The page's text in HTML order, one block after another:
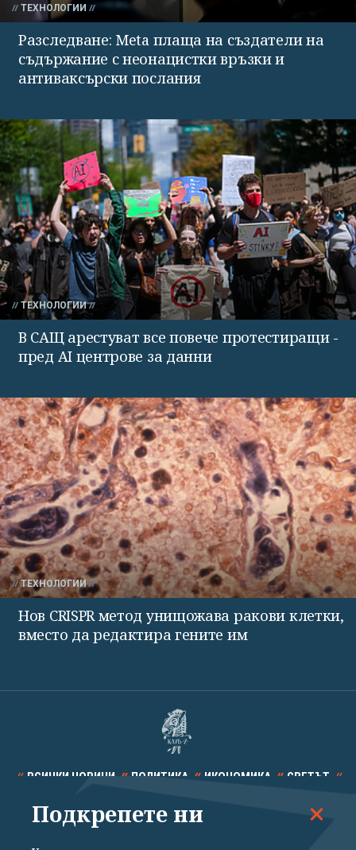
ТЕХНОЛОГИИ
Разследване: Meta плаща на създатели на
съдържание с неонацистки връзки и
антиваксърски послания
ТЕХНОЛОГИИ
В САЩ арестуват все повече протестиращи -
пред AI центрове за данни
ТЕХНОЛОГИИ
Нов CRISPR метод унищожава ракови клетки,
вместо да редактира гените им
ВСИЧКИ НОВИНИ ПОЛИТИКА ИКОНОМИКА СВЕТЪТ
СПОРТ КУЛТУРА ТЕХНОЛОГИИ КАЛЕЙДОСКОП
Подкрепете ни